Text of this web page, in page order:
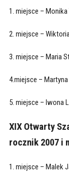
1. miejsce – Monika
2. miejsce –
3. miejsce – Maria
4.miejsce –
5. miejsce – Iwona
XIX Otwarty
rocznik 2007 i
1. miejsce – Malek